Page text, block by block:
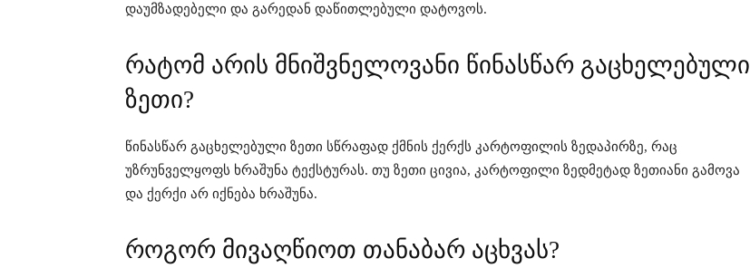
დაუმზადებელი და გარედან დაწითლებული დატოვოს.
რატომ არის მნიშვნელოვანი წინასწარ გაცხელებული
ზეთი?
წინასწარ გაცხელებული ზეთი სწრაფად ქმნის ქერქს კარტოფილის ზედაპირზე, რაც
უზრუნველყოფს ხრაშუნა ტექსტურას. თუ ზეთი ცივია, კარტოფილი ზედმეტად ზეთიანი გამოვა
და ქერქი არ იქნება ხრაშუნა.
როგორ მივაღწიოთ თანაბარ აცხვას?